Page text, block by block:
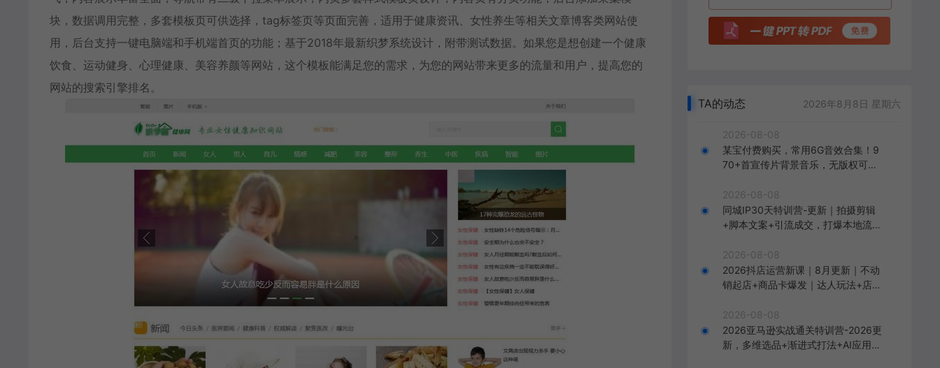
块，数据调用完整，多套模板页可供选择，tag标签页等页面完善，适用于健康资讯、女性养生等相关文章博客类网站使
用，后台支持一键电脑端和手机端首页的功能；基于2018年最新织梦系统设计，附带测试数据。如果您是想创建一个健康
饮食、运动健身、心理健康、美容养颜等网站，这个模板能满足您的需求，为您的网站带来更多的流量和用户，提高您的
网站的搜索引擎排名。
TA的动态 2026年8月8日 星期六
2026-08-08
某宝付费购买，常用6G音效合集！9
70+首宣传片背景音乐，无版权可商
2026-08-08
同城IP30天特训营-更新｜拍摄剪辑
+脚本文案+引流成交，打爆本地流量
2026-08-08
2026抖店运营新课｜8月更新｜不动
销起店+商品卡爆发｜达人玩法+店群
量
2026-08-08
2026亚马逊实战通关特训营-2026更
新，多维选品+渐进式打法+AI应用，